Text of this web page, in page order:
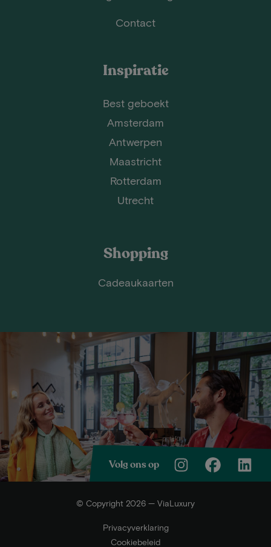
Contact
Inspiratie
Best geboekt
Amsterdam
Antwerpen
Maastricht
Rotterdam
Utrecht
Shopping
Cadeaukaarten
Volg ons op
© Copyright 2026 — ViaLuxury
Privacyverklaring
Cookiebeleid